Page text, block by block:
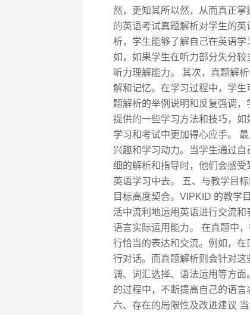
然，更知其所以然，从而真正
的英语考试真题解析对学生的
析，学生能够了解自己在英语
如，如果学生在听力部分失分
听力理解能力。 其次，真题解
解和记忆。在学习过程中，学
题解析的举例说明和反复强调
提供的一些学习方法和技巧，
学习和考试中更加得心应手。
兴趣和学习动力。当学生通过
细的解析和指导时，他们会感
英语学习中去。 五、与教学目
目标高度契合。VIPKID 的教学
活中流利地运用英语进行交流
语言实际运用能力。 在真题中
行恰当的表达和交流。例如，
行对话。而真题解析则会针对
调、词汇选择、语法运用等方
的过程中，不断提高自己的语言
六、存在的局限性及改进建议